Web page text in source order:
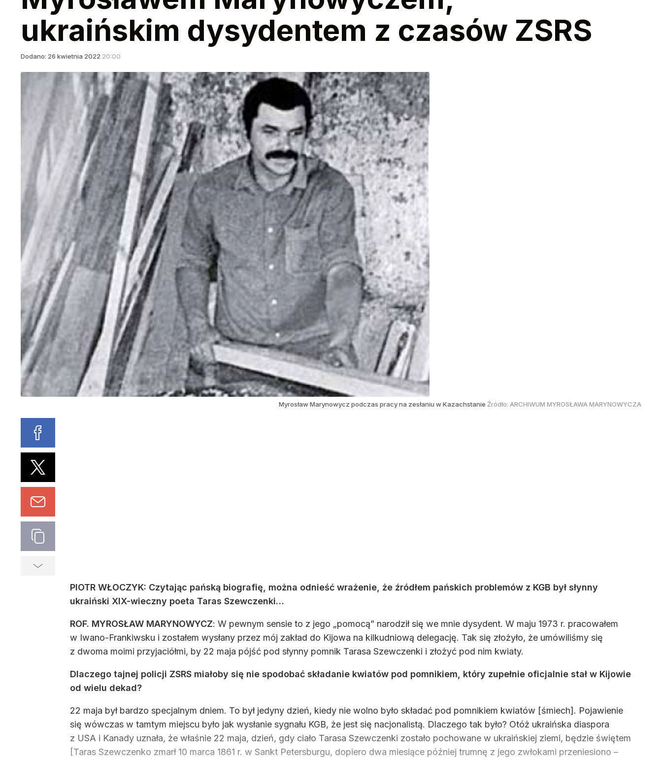
ukraińskim dysydentem z czasów ZSRS
Dodano: 26 kwietnia 2022 20:00
Myrosław Marynowycz podczas pracy na zesłaniu w Kazachstanie Źródło: ARCHIWUM MYROSŁAWA MARYNOWYCZA
PIOTR WŁOCZYK: Czytając pańską biografię, można odnieść wrażenie, że źródłem pańskich problemów z KGB był słynny
ukraiński XIX-wieczny poeta Taras Szewczenki…
ROF. MYROSŁAW MARYNOWYCZ: W pewnym sensie to z jego „pomocą” narodził się we mnie dysydent. W maju 1973 r. pracowałem
w Iwano-Frankiwsku i zostałem wysłany przez mój zakład do Kijowa na kilkudniową delegację. Tak się złożyło, że umówiliśmy się
z dwoma moimi przyjaciółmi, by 22 maja pójść pod słynny pomnik Tarasa Szewczenki i złożyć pod nim kwiaty.
Dlaczego tajnej policji ZSRS miałoby się nie spodobać składanie kwiatów pod pomnikiem, który zupełnie oficjalnie stał w Kijowie
od wielu dekad?
22 maja był bardzo specjalnym dniem. To był jedyny dzień, kiedy nie wolno było składać pod pomnikiem kwiatów [śmiech]. Pojawienie
się wówczas w tamtym miejscu było jak wysłanie sygnału KGB, że jest się nacjonalistą. Dlaczego tak było? Otóż ukraińska diaspora
z USA i Kanady uznała, że właśnie 22 maja, dzień, gdy ciało Tarasa Szewczenki zostało pochowane w ukraińskiej ziemi, będzie świętem
[Taras Szewczenko zmarł 10 marca 1861 r. w Sankt Petersburgu, dopiero dwa miesiące później trumnę z jego zwłokami przeniesiono –